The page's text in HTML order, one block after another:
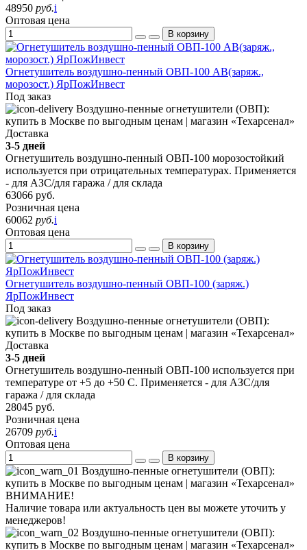
48950 руб.i
Оптовая цена
В корзину
Огнетушитель воздушно-пенный ОВП-100 АВ(заряж.,
морозост.) ЯрПожИнвест
Под заказ
Доставка
3-5 дней
Огнетушитель воздушно-пенный ОВП-100 морозостойкий
используется при отрицательных температурах. Применяется
- для АЗС/для гаража / для склада
63066 руб.
Розничная цена
60062 руб.i
Оптовая цена
В корзину
Огнетушитель воздушно-пенный ОВП-100 (заряж.)
ЯрПожИнвест
Под заказ
Доставка
3-5 дней
Огнетушитель воздушно-пенный ОВП-100 используется при
температуре от +5 до +50 С. Применяется - для АЗС/для
гаража / для склада
28045 руб.
Розничная цена
26709 руб.i
Оптовая цена
В корзину
ВНИМАНИЕ!
Наличие товара или актуальность цен вы можете уточить у
менеджеров!